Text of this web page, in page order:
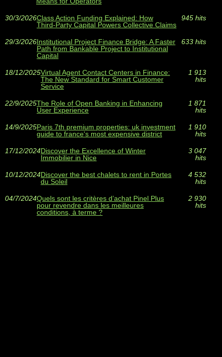
30/3/2026Class Action Funding Explained: How
Third‑Party Capital Powers Collective Claims
945 hits
29/3/2026Institutional Project Finance Bridge: A Faster
Path from Bankable Project to Institutional
Capital
633 hits
18/12/2025Virtual Agent Contact Centers in Finance:
The New Standard for Smart Customer
Service
1 913
hits
22/9/2025The Role of Open Banking in Enhancing
User Experience
1 871
hits
14/9/2025Paris 7th premium properties: uk investment
guide to france's most expensive district
1 910
hits
17/12/2024Discover the Excellence of Winter
Immobilier in Nice
3 047
hits
10/12/2024Discover the best chalets to rent in Portes
du Soleil
4 532
hits
04/7/2024Quels sont les critères d’achat Pinel Plus
pour revendre dans les meilleures
conditions, à terme ?
2 930
hits